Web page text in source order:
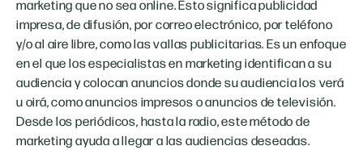
marketing que no sea online. Esto significa publicidad
impresa, de difusión, por correo electrónico, por teléfono
y/o al aire libre, como las vallas publicitarias. Es un enfoque
en el que los especialistas en marketing identifican a su
audiencia y colocan anuncios donde su audiencia los verá
u oirá, como anuncios impresos o anuncios de televisión.
Desde los periódicos, hasta la radio, este método de
marketing ayuda a llegar a las audiencias deseadas.